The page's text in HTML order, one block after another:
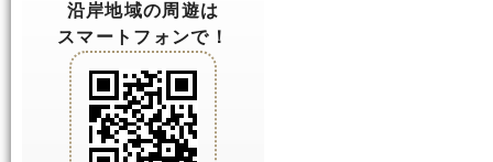
沿岸地域の周遊は
スマートフォンで！